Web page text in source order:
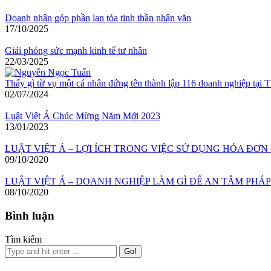
Doanh nhân góp phần lan tỏa tinh thần nhân văn
17/10/2025
Giải phóng sức mạnh kinh tế tư nhân
22/03/2025
Thấy gì từ vụ một cá nhân đứng tên thành lập 116 doanh nghiệp tại
02/07/2024
Luật Việt Á Chúc Mừng Năm Mới 2023
13/01/2023
LUẬT VIỆT Á – LỢI ÍCH TRONG VIỆC SỬ DỤNG HÓA
09/10/2020
LUẬT VIỆT Á – DOANH NGHIỆP LÀM GÌ ĐỂ AN TÂM
08/10/2020
Bình luận
Tìm kiếm